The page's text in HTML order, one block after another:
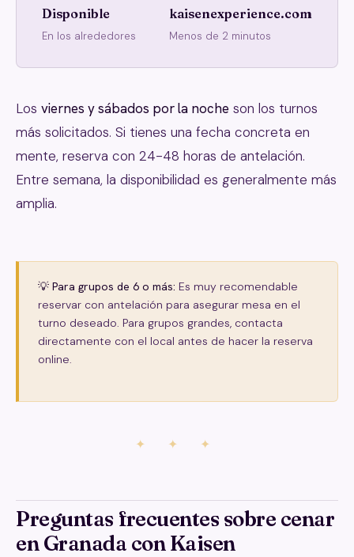
Disponible
En los alrededores
kaisenexperience.com
Menos de 2 minutos
Los viernes y sábados por la noche son los turnos
más solicitados. Si tienes una fecha concreta en
mente, reserva con 24-48 horas de antelación.
Entre semana, la disponibilidad es generalmente más
amplia.
💡 Para grupos de 6 o más: Es muy recomendable
reservar con antelación para asegurar mesa en el
turno deseado. Para grupos grandes, contacta
directamente con el local antes de hacer la reserva
online.
✦ ✦ ✦
Preguntas frecuentes sobre cenar
en Granada con Kaisen